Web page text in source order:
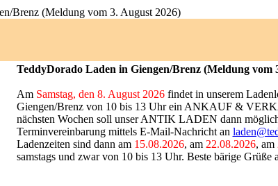
Brenz (Meldung vom 3. August 2026)
TeddyDorado Laden in Giengen/Brenz(Meldung vom
Am Samstag, den 8. August 2026findet in unserem
Giengen/Brenz von 10 bis 13 Uhr ein ANKAUF &
nächsten Wochen soll unser ANTIK LADEN dann
Terminvereinbarung mittels E-Mail-Nachricht an
Ladenzeiten sind dann am 15.08.2026, am 22.08.2026, am
samstags und zwar von 10 bis 13 Uhr. Beste bärige